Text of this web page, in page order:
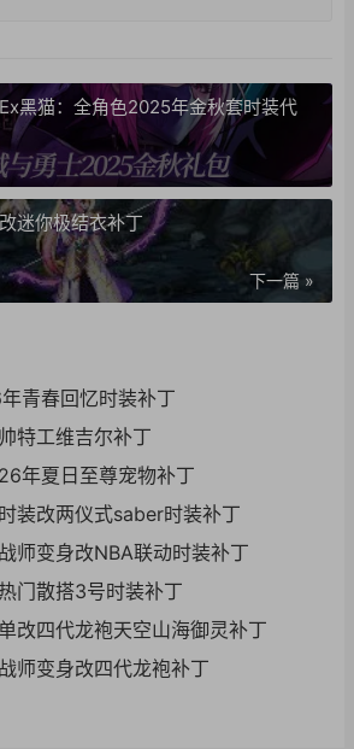
Ex黑猫：全角色2025年金秋套时装代
迷你极结衣补丁
下一篇 »
青春回忆时装补丁
特工维吉尔补丁
年夏日至尊宠物补丁
装改两仪式saber时装补丁
师变身改NBA联动时装补丁
门散搭3号时装补丁
改四代龙袍天空山海御灵补丁
师变身改四代龙袍补丁